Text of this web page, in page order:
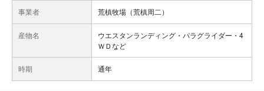
事業者 荒槙牧場（荒槙周二）
産物名
ウエスタンランディング・パラグライダー・4
ＷＤなど
時期 通年